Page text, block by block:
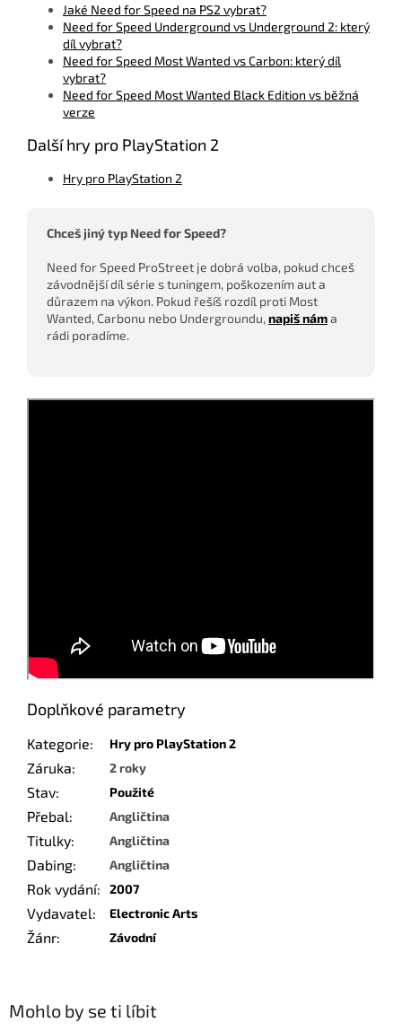
Mohlo by se ti líbit
Jaké Need for Speed na PS2 vybrat?
Need for Speed Underground vs Underground 2: který
díl vybrat?
Need for Speed Most Wanted vs Carbon: který díl
vybrat?
Need for Speed Most Wanted Black Edition vs běžná
verze
Další hry pro PlayStation 2
Hry pro PlayStation 2
Chceš jiný typ Need for Speed?
Need for Speed ProStreet je dobrá volba, pokud chceš
závodnější díl série s tuningem, poškozením aut a
důrazem na výkon. Pokud řešíš rozdíl proti Most
Wanted, Carbonu nebo Undergroundu, napiš náma
rádi poradíme.
Doplňkové parametry
Kategorie: Hry pro PlayStation 2
Záruka: 2 roky
Stav: Použité
Přebal: Angličtina
Titulky: Angličtina
Dabing: Angličtina
Rok vydání: 2007
Vydavatel: Electronic Arts
Žánr: Závodní